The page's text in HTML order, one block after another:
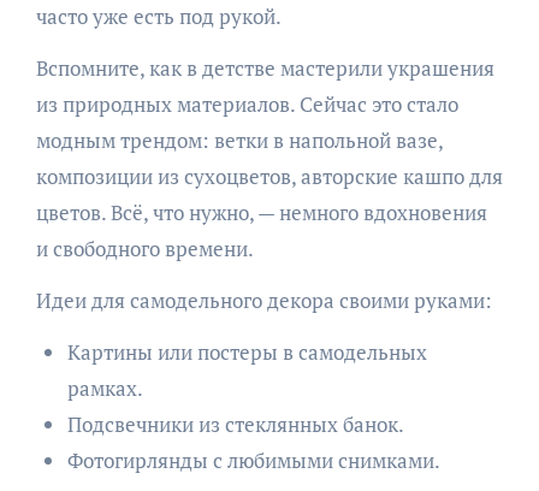
часто уже есть под рукой.
Вспомните, как в детстве мастерили украшения
из природных материалов. Сейчас это стало
модным трендом: ветки в напольной вазе,
композиции из сухоцветов, авторские кашпо для
цветов. Всё, что нужно, — немного вдохновения
и свободного времени.
Идеи для самодельного декора своими руками:
Картины или постеры в самодельных
рамках.
Подсвечники из стеклянных банок.
Фотогирлянды с любимыми снимками.